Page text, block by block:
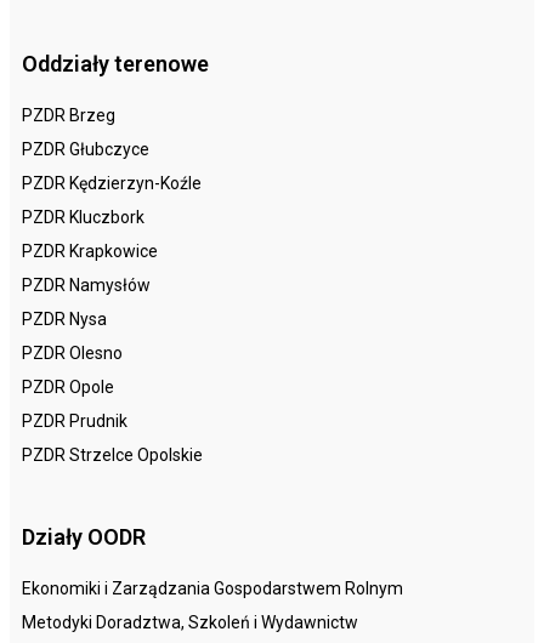
Oddziały terenowe
PZDR Brzeg
PZDR Głubczyce
PZDR Kędzierzyn-Koźle
PZDR Kluczbork
PZDR Krapkowice
PZDR Namysłów
PZDR Nysa
PZDR Olesno
PZDR Opole
PZDR Prudnik
PZDR Strzelce Opolskie
Działy OODR
Ekonomiki i Zarządzania Gospodarstwem Rolnym
Metodyki Doradztwa, Szkoleń i Wydawnictw